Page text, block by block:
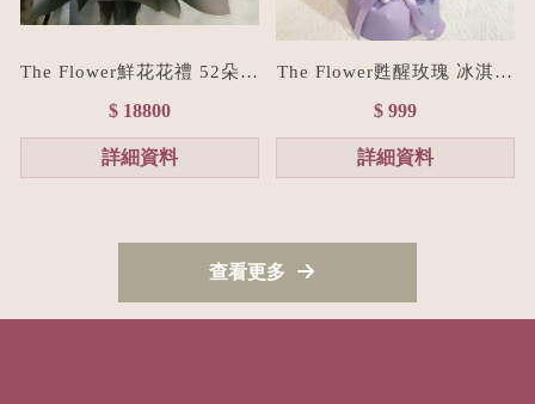
The Flower鮮花花禮 52朵進
口紅玫瑰愛心花束/七夕情人
節花束預購
$ 18800
詳細資料
The Flower甦醒玫瑰 冰淇淋
香皂花束(贈禮物提袋/色系
客製化）
$ 999
詳細資料
查看更多